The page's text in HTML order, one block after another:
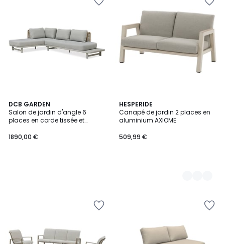
DCB GARDEN
Salon de jardin d'angle 6
places en corde tissée et
1890,00 €
HESPERIDE
Canapé de jardin 2 places en
aluminium AXIOME
509,99 €
2
Couleurs